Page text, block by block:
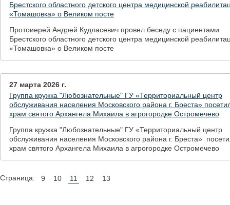
Брестского областного детского центра медицинской
«Томашовка» о Великом посте
Протоиерей Андрей Кудласевич провел беседу с пациентами
Брестского областного детского центра медицинской
«Томашовка» о Великом посте
27 марта 2026 г.
Группа кружка "Любознательные" ГУ «Территориальный центр
обслуживания населения Московского района г. Бреста»
храм святого Архангела Михаила в агрогородке Остромечево
Группа кружка "Любознательные" ГУ «Территориальный центр
обслуживания населения Московского района г. Бреста»
храм святого Архангела Михаила в агрогородке Остромечево
Страница: 9 10 11 12 13